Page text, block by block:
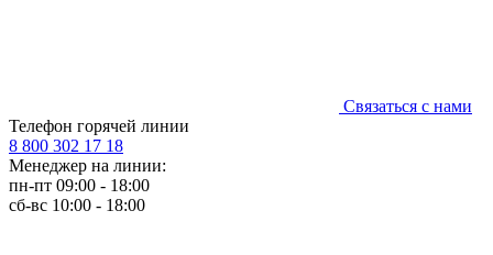
Связаться с нами
Телефон горячей линии
8 800 302 17 18
Менеджер на линии:
пн-пт 09:00 - 18:00
сб-вс 10:00 - 18:00